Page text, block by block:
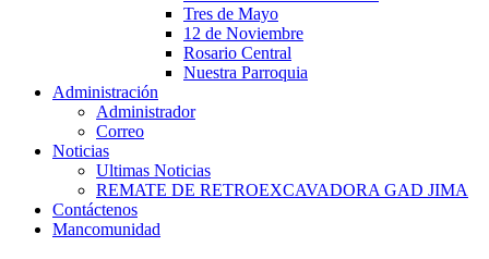
Tres de Mayo
12 de Noviembre
Rosario Central
Nuestra Parroquia
Administración
Administrador
Correo
Noticias
Ultimas Noticias
REMATE DE RETROEXCAVADORA GAD JIMA
Contáctenos
Mancomunidad